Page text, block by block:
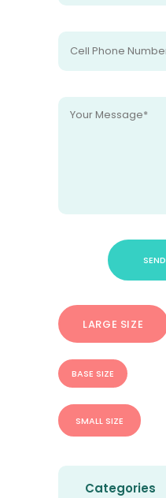
LARGE SIZE
BASE SIZE
SMALL SIZE
Categories